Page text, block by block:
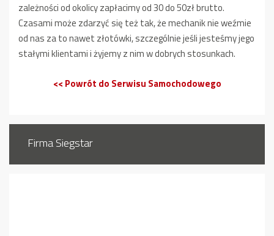
zależności od okolicy zapłacimy od 30 do 50zł brutto.
Czasami może zdarzyć się też tak, że mechanik nie weźmie
od nas za to nawet złotówki, szczególnie jeśli jesteśmy jego
stałymi klientami i żyjemy z nim w dobrych stosunkach.
<< Powrót do Serwisu Samochodowego
Firma Siegstar